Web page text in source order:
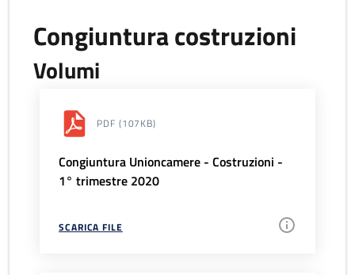
Congiuntura costruzioni
Volumi
PDF (107KB)
Congiuntura Unioncamere - Costruzioni -
1° trimestre 2020
SCARICA FILE